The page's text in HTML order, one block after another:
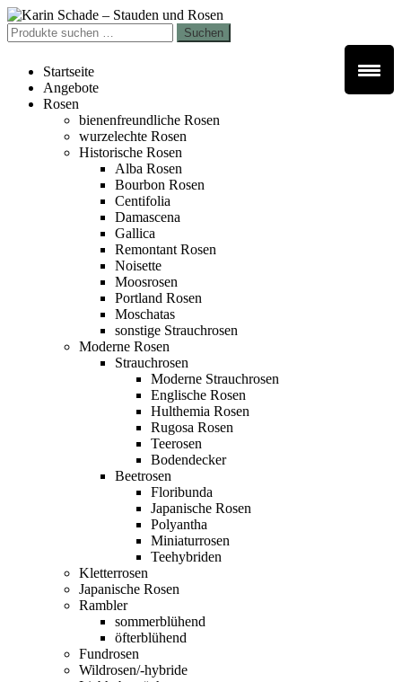
Zur
Navigation
springen
Zum
Inhalt
springen
Suchen
nach:
Suchen
Startseite
Angebote
Rosen
bienenfreundliche Rosen
wurzelechte Rosen
Historische Rosen
Alba Rosen
Bourbon Rosen
Centifolia
Damascena
Gallica
Remontant Rosen
Noisette
Moosrosen
Portland Rosen
Moschatas
sonstige Strauchrosen
Moderne Rosen
Strauchrosen
Moderne Strauchrosen
Englische Rosen
Hulthemia Rosen
Rugosa Rosen
Teerosen
Bodendecker
Beetrosen
Floribunda
Japanische Rosen
Polyantha
Miniaturrosen
Teehybriden
Kletterrosen
Japanische Rosen
Rambler
sommerblühend
öfterblühend
Fundrosen
Wildrosen/-hybride